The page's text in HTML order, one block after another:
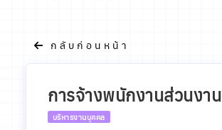
กลับก่อนหน้า
การจ้างพนักงานส่วนงาน
บริหารงานบุคคล